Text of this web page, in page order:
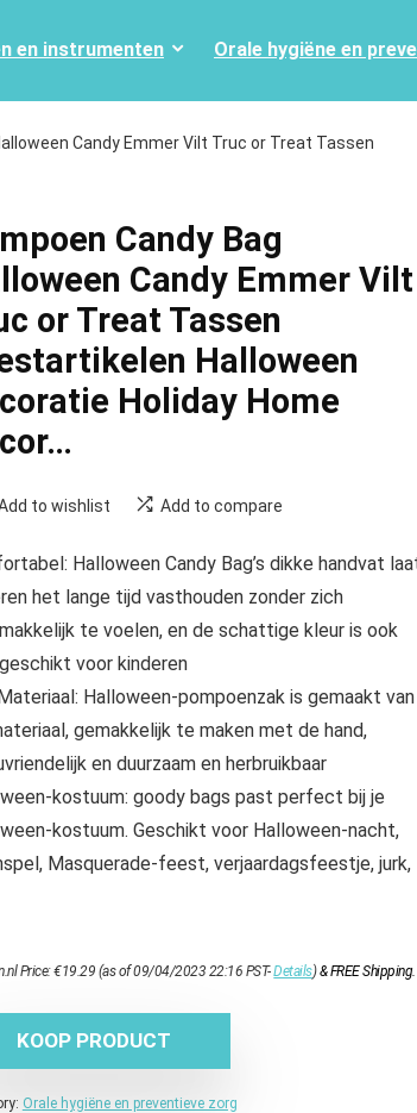
en instrumenten Orale hygiëne en
Candy Emmer Vilt Truc or Treat Tassen
Candy Bag
Candy Emmer Vilt
or Treat Tassen
Halloween
Holiday Home
to wishlist Add to compare
Halloween Candy Bag’s dikke handvat
het lange tijd vasthouden zonder zich
te voelen, en de schattige kleur is ook
voor kinderen
Halloween-pompoenzak is gemaakt van
gemakkelijk te maken met de hand,
en duurzaam en herbruikbaar
kostuum: goody bags past perfect bij je
kostuum. Geschikt voor Halloween-nacht,
Masquerade-feest, verjaardagsfeestje, jurk,
Price:€19.29 (as of 09/04/2023 22:16 PST-Details)&FREE Shipping.
KOOP PRODUCT
Orale hygiëne en preventieve zorg